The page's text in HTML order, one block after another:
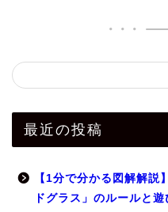
最近の投稿
【1分で分かる図解解説
ドグラス」のルールと遊